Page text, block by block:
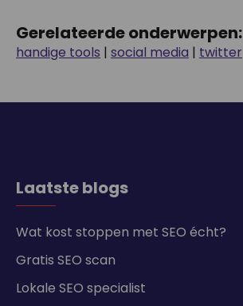
Gerelateerde onderwerpen:
handige tools | social media | twitter
Laatste blogs
Wat kost stoppen met SEO écht?
Gratis SEO scan
Lokale SEO specialist